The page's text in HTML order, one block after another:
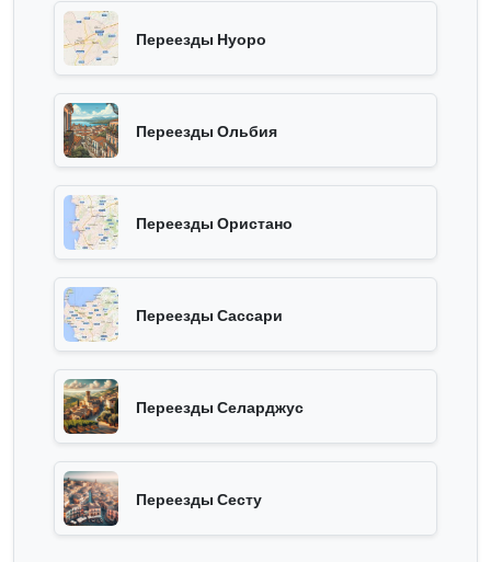
Переезды Нуоро
Переезды Ольбия
Переезды Ористано
Переезды Сассари
Переезды Селарджус
Переезды Сесту